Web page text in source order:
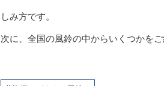
しみ方です。
次に、全国の風鈴の中からいくつかをご